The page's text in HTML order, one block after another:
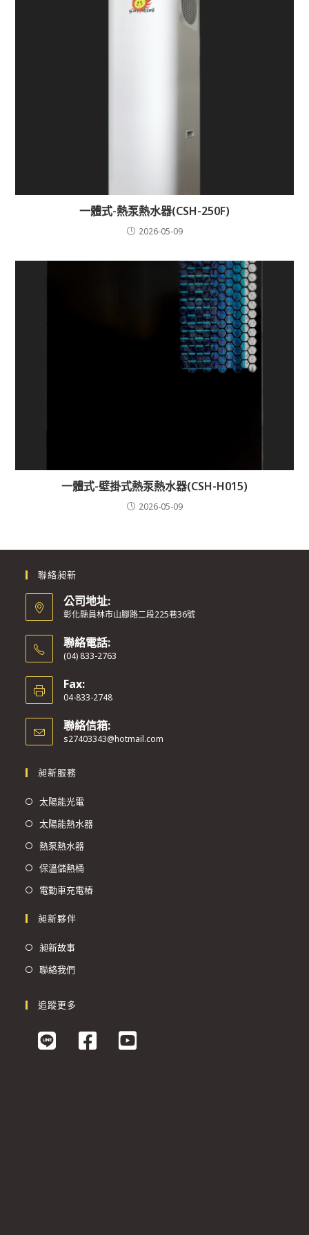
一體式-熱泵熱水器(CSH-250F)
2026-05-09
一體式-壁掛式熱泵熱水器(CSH-H015)
2026-05-09
聯絡昶新
公司地址:
彰化縣員林市山腳路二段225巷36號
聯絡電話:
(04) 833-2763
Fax:
04-833-2748
聯絡信箱:
s27403343@hotmail.com
昶新服務
太陽能光電
太陽能熱水器
熱泵熱水器
保溫儲熱桶
電動車充電樁
昶新夥伴
昶新故事
聯絡我們
追蹤更多